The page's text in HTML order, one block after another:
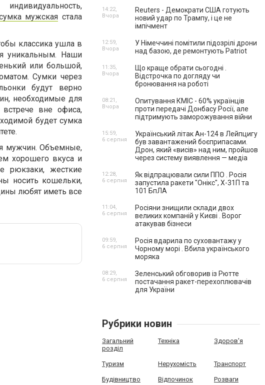
мужская стала
классика ушла в
уникальным. Наши
или большой,
Сумки через
будут верно
необходимые для
вне офиса,
будет сумка
мужчин. Объемные,
хорошего вкуса и
рюкзаки, жесткие
носить кошельки,
любят иметь все
Reuters - Демократи США готують
новий удар по Трампу, і це не
імпічмент
14:22,
Вчора
У Німеччині помітили підозрілі дрони
над базою, де ремонтують Patriot
12:59,
Вчора
Що краще обрати сьогодні .
Відстрочка по догляду чи
бронювання на роботі
11:35,
Вчора
Опитування КМІС - 60% українців
проти передачі Донбасу Росії, але
підтримують заморожування війни
08:21,
Вчора
Український літак Ан-124 в Лейпцигу
був завантажений боєприпасами.
Дрон, який «висів» над ним, пройшов
через систему виявлення — медіа
15:59,
6 серпня
Як відпрацювали сили ППО . Росія
запустила ракети "Онікс", Х-31П та
101 БпЛА
12:28,
6 серпня
Росіяни знищили склади двох
великих компаній у Києві . Ворог
атакував бізнеси
11:04,
6 серпня
Росія вдарила по суховантажу у
Чорному морі . Вбила українського
моряка
09:59,
6 серпня
Зеленський обговорив із Рютте
постачання ракет-перехоплювачів
для України
08:29,
6 серпня
Рубрики новин
Загальний
розділ
Техніка Здоров'я
Туризм Нерухомість Транспорт
Будівництво Відпочинок Розваги